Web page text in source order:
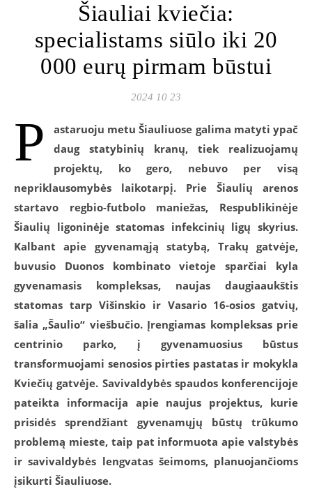
Šiauliai kviečia:
specialistams siūlo iki 20
000 eurų pirmam būstui
2024 10 23
P
astaruoju metu Šiauliuose galima matyti ypač
daug statybinių kranų, tiek realizuojamų
projektų, ko gero, nebuvo per visą
nepriklausomybės laikotarpį. Prie Šiaulių arenos
startavo regbio-futbolo maniežas, Respublikinėje
Šiaulių ligoninėje statomas infekcinių ligų skyrius.
Kalbant apie gyvenamąją statybą, Trakų gatvėje,
buvusio Duonos kombinato vietoje sparčiai kyla
gyvenamasis kompleksas, naujas daugiaaukštis
statomas tarp Višinskio ir Vasario 16-osios gatvių,
šalia „Šaulio“ viešbučio. Įrengiamas kompleksas prie
centrinio parko, į gyvenamuosius būstus
transformuojami senosios pirties pastatas ir mokykla
Kviečių gatvėje. Savivaldybės spaudos konferencijoje
pateikta informacija apie naujus projektus, kurie
prisidės sprendžiant gyvenamųjų būstų trūkumo
problemą mieste, taip pat informuota apie valstybės
ir savivaldybės lengvatas šeimoms, planuojančioms
įsikurti Šiauliuose.